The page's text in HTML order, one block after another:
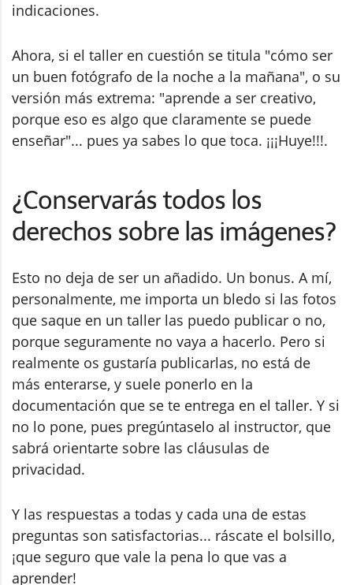
indicaciones.
Ahora, si el taller en cuestión se titula "cómo ser
un buen fotógrafo de la noche a la mañana", o su
versión más extrema: "aprende a ser creativo,
porque eso es algo que claramente se puede
enseñar"... pues ya sabes lo que toca. ¡¡¡Huye!!!.
¿Conservarás todos los
derechos sobre las imágenes?
Esto no deja de ser un añadido. Un bonus. A mí,
personalmente, me importa un bledo si las fotos
que saque en un taller las puedo publicar o no,
porque seguramente no vaya a hacerlo. Pero si
realmente os gustaría publicarlas, no está de
más enterarse, y suele ponerlo en la
documentación que se te entrega en el taller. Y si
no lo pone, pues pregúntaselo al instructor, que
sabrá orientarte sobre las cláusulas de
privacidad.
Y las respuestas a todas y cada una de estas
preguntas son satisfactorias... ráscate el bolsillo,
¡que seguro que vale la pena lo que vas a
aprender!